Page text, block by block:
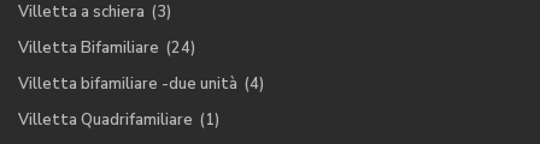
Villetta a schiera (3)
Villetta Bifamiliare (24)
Villetta bifamiliare -due unità (4)
Villetta Quadrifamiliare (1)